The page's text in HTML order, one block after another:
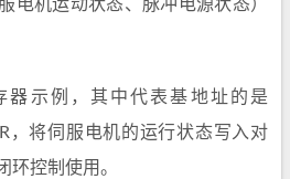
电机运动状态、脉冲电源状态）
器示例，其中代表基地址的是
，将伺服电机的运行状态写入对
环控制使用。